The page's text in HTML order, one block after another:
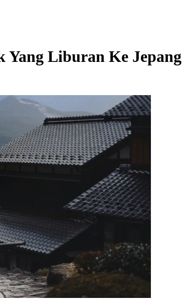
Liburan Ke Jepang